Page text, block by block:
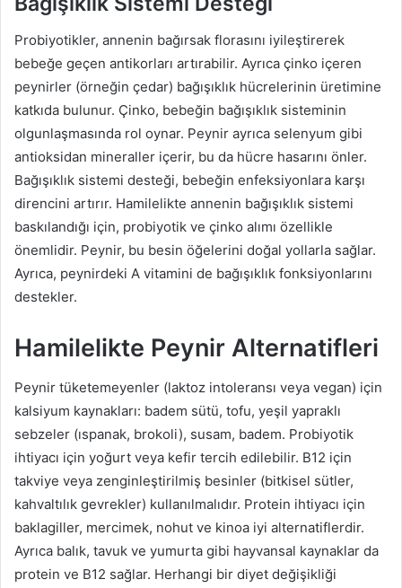
Probiyotikler, annenin bağırsak florasını iyileştirerek
bebeğe geçen antikorları artırabilir. Ayrıca çinko içeren
peynirler (örneğin çedar) bağışıklık hücrelerinin üretimine
katkıda bulunur. Çinko, bebeğin bağışıklık sisteminin
olgunlaşmasında rol oynar. Peynir ayrıca selenyum gibi
antioksidan mineraller içerir, bu da hücre hasarını önler.
Bağışıklık sistemi desteği, bebeğin enfeksiyonlara karşı
direncini artırır. Hamilelikte annenin bağışıklık sistemi
baskılandığı için, probiyotik ve çinko alımı özellikle
önemlidir. Peynir, bu besin öğelerini doğal yollarla sağlar.
Ayrıca, peynirdeki A vitamini de bağışıklık fonksiyonlarını
destekler.
Hamilelikte Peynir Alternatifleri
Peynir tüketemeyenler (laktoz intoleransı veya vegan) için
kalsiyum kaynakları: badem sütü, tofu, yeşil yapraklı
sebzeler (ıspanak, brokoli), susam, badem. Probiyotik
ihtiyacı için yoğurt veya kefir tercih edilebilir. B12 için
takviye veya zenginleştirilmiş besinler (bitkisel sütler,
kahvaltılık gevrekler) kullanılmalıdır. Protein ihtiyacı için
baklagiller, mercimek, nohut ve kinoa iyi alternatiflerdir.
Ayrıca balık, tavuk ve yumurta gibi hayvansal kaynaklar da
protein ve B12 sağlar. Herhangi bir diyet değişikliği